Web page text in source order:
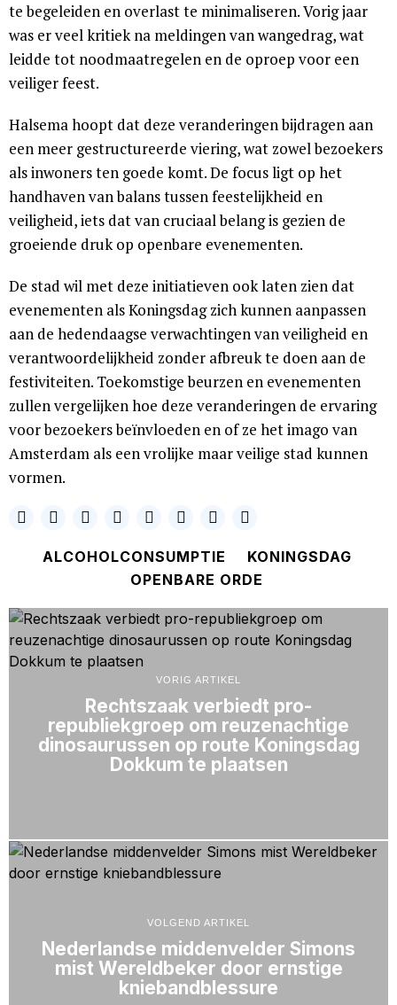
te begeleiden en overlast te minimaliseren. Vorig jaar
was er veel kritiek na meldingen van wangedrag, wat
leidde tot noodmaatregelen en de oproep voor een
veiliger feest.
Halsema hoopt dat deze veranderingen bijdragen aan
een meer gestructureerde viering, wat zowel bezoekers
als inwoners ten goede komt. De focus ligt op het
handhaven van balans tussen feestelijkheid en
veiligheid, iets dat van cruciaal belang is gezien de
groeiende druk op openbare evenementen.
De stad wil met deze initiatieven ook laten zien dat
evenementen als Koningsdag zich kunnen aanpassen
aan de hedendaagse verwachtingen van veiligheid en
verantwoordelijkheid zonder afbreuk te doen aan de
festiviteiten. Toekomstige beurzen en evenementen
zullen vergelijken hoe deze veranderingen de ervaring
voor bezoekers beïnvloeden en of ze het imago van
Amsterdam als een vrolijke maar veilige stad kunnen
vormen.
ALCOHOLCONSUMPTIE
KONINGSDAG
OPENBARE ORDE
VORIG ARTIKEL
Rechtszaak verbiedt pro-
republiekgroep om reuzenachtige
dinosaurussen op route Koningsdag
Dokkum te plaatsen
VOLGEND ARTIKEL
Nederlandse middenvelder Simons
mist Wereldbeker door ernstige
kniebandblessure